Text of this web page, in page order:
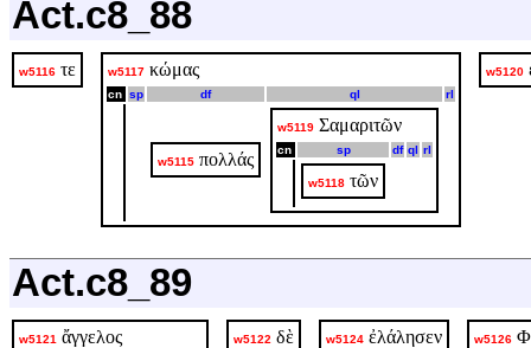
Act.c8_88
w5116 τε w5117 κώμας
cn sp df ql rl
w5115 πολλάς
w5119 Σαμαριτῶν
cn sp df ql rl
w5118 τῶν
w5120
Act.c8_89
w5121 ἄγγελος w5122 δὲ w5124 ἐλάλησεν w5126